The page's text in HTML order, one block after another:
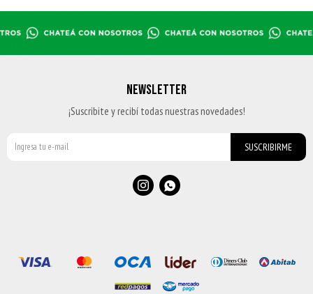
NEWSLETTER
¡Suscribite y recibí todas nuestras novedades!
SUSCRIBIRME
 